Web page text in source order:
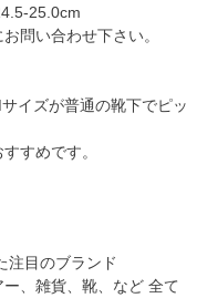
25.0cm
問い合わせ下さい。
イズが普通の靴下でピッ
すめです。
注目のブランド
、雑貨、靴、など 全て